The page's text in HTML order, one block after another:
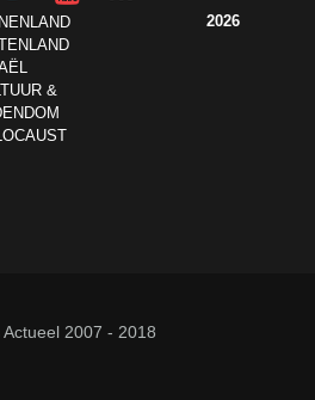
&
2026
2007 - 2018